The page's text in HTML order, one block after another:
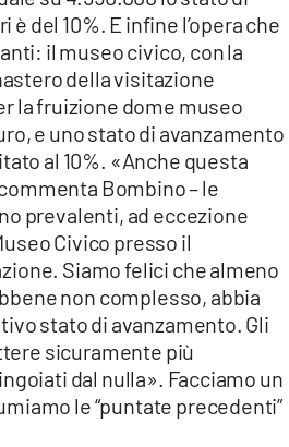
del 10%. E infine l’opera che
il museo civico, con la
della visitazione
la fruizione dome museo
e uno stato di avanzamento
al 10%. «Anche questa
Bombino – le
prevalenti, ad eccezione
Civico presso il
Siamo felici che almeno
non complesso, abbia
stato di avanzamento. Gli
sicuramente più
dal nulla». Facciamo un
le “puntate precedenti”